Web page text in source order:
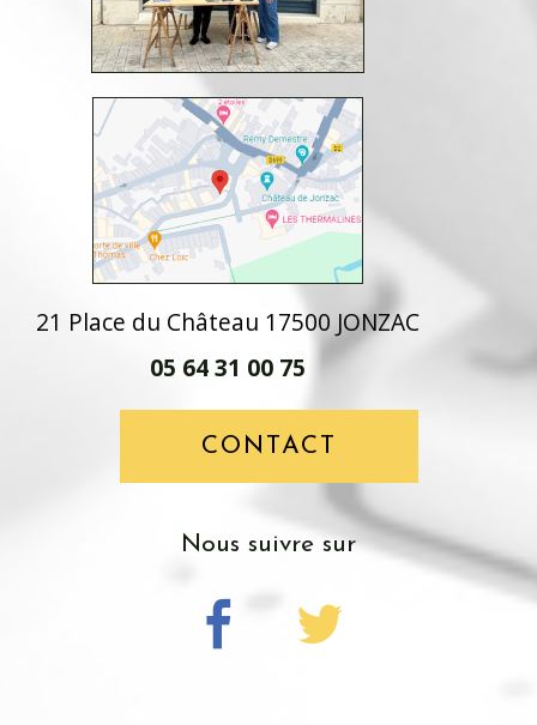
21 Place du Château 17500 JONZAC
05 64 31 00 75
CONTACT
nous suivre sur